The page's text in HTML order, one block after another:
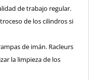
de trabajo regular.
de los cilindros si
de imán. Racleurs
la limpieza de los